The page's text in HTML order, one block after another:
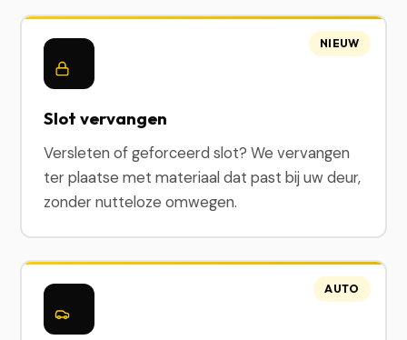
Slot vervangen
Versleten of geforceerd slot? We vervangen
ter plaatse met materiaal dat past bij uw deur,
zonder nutteloze omwegen.
NIEUW
AUTO